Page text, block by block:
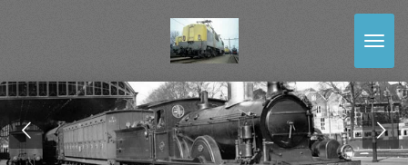
de
hoofdinhoud